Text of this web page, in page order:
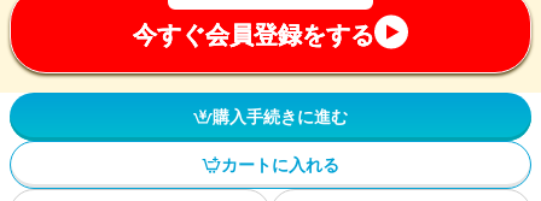
今すぐ会員登録をする
購入手続きに進む
カートに入れる